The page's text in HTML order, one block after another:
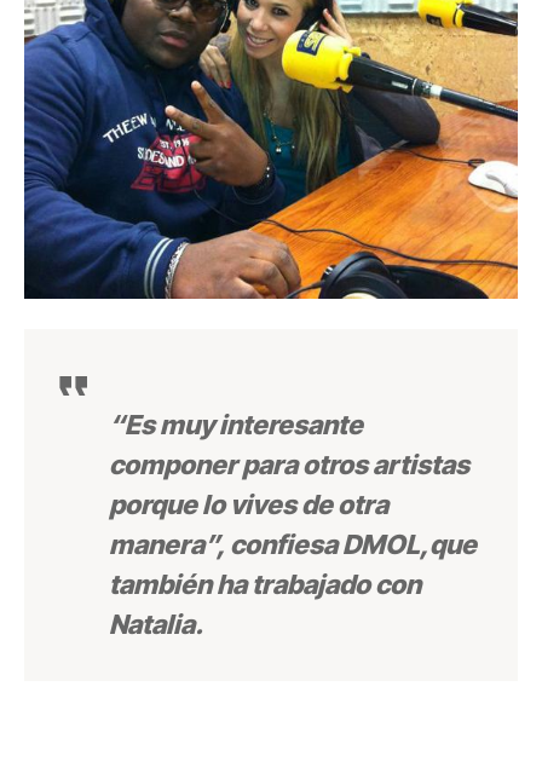
“Es muy interesante
componer para otros artistas
porque lo vives de otra
manera”, confiesa DMOL,que
también ha trabajado con
Natalia.